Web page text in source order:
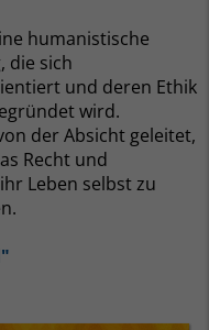
humanistische
die sich
und deren Ethik
wird.
der Absicht geleitet,
Recht und
Leben selbst zu